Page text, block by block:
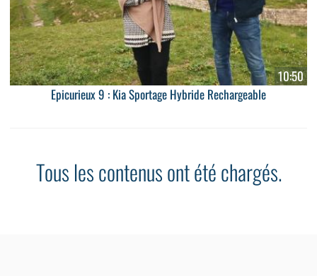
10:50
Epicurieux 9 : Kia Sportage Hybride Rechargeable
Tous les contenus ont été chargés.